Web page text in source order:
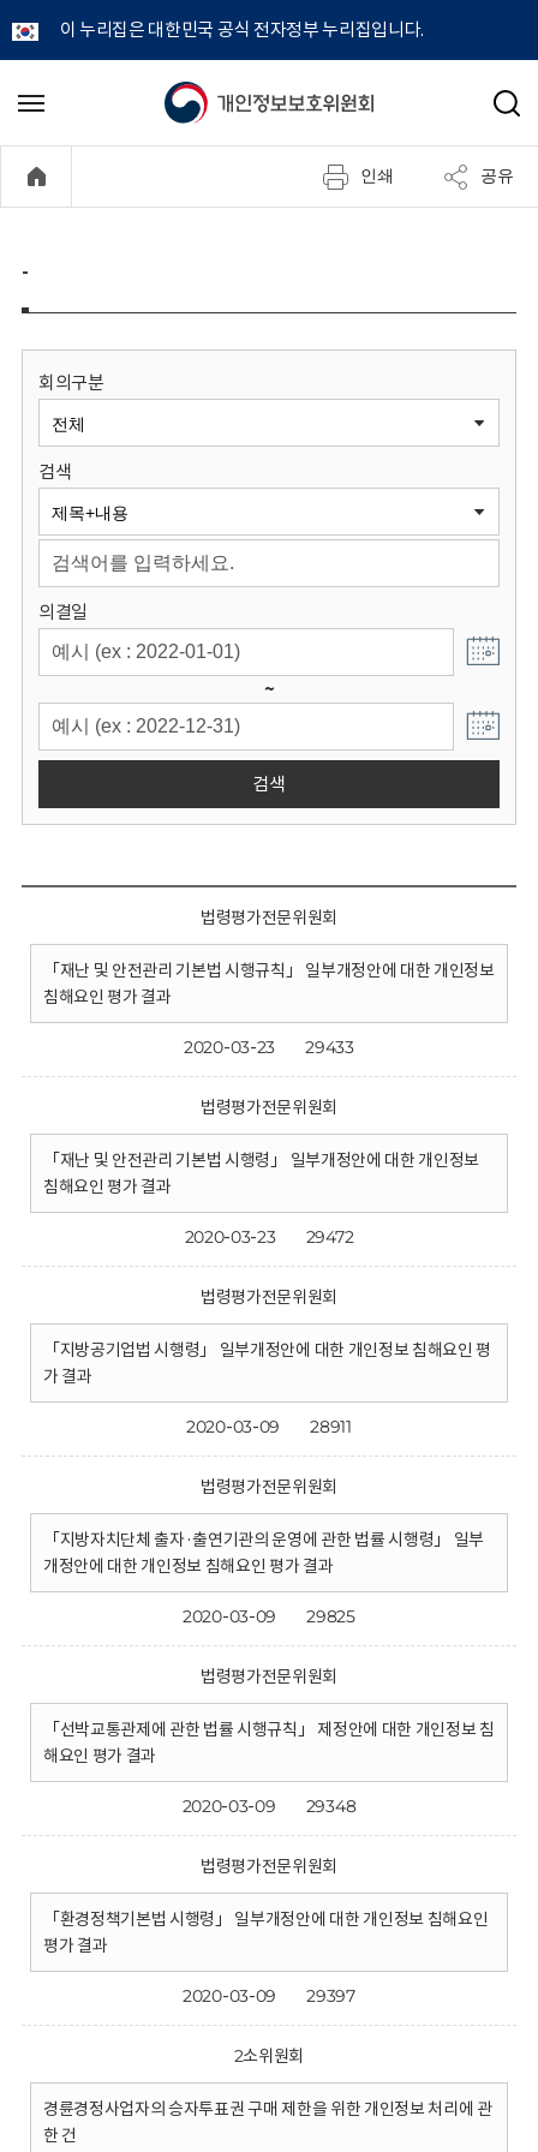
이 누리집은 대한민국 공식 전자정부 누리집입니다.
개
정
보
원
회
메
기
검
인쇄 공유
-
회의구분
검색
의결일
~
검색
법령평가전문위원회
「재난 및 안전관리 기본법 시행규칙」 일부개정안에 대한 개인정보
침해요인 평가 결과
2020-03-23 29433
법령평가전문위원회
「재난 및 안전관리 기본법 시행령」 일부개정안에 대한 개인정보
침해요인 평가 결과
2020-03-23 29472
법령평가전문위원회
「지방공기업법 시행령」 일부개정안에 대한 개인정보 침해요인 평
가 결과
2020-03-09 28911
법령평가전문위원회
「지방자치단체 출자·출연기관의 운영에 관한 법률 시행령」 일부
개정안에 대한 개인정보 침해요인 평가 결과
2020-03-09 29825
법령평가전문위원회
「선박교통관제에 관한 법률 시행규칙」 제정안에 대한 개인정보 침
해요인 평가 결과
2020-03-09 29348
법령평가전문위원회
「환경정책기본법 시행령」 일부개정안에 대한 개인정보 침해요인
평가 결과
2020-03-09 29397
2소위원회
경륜경정사업자의 승자투표권 구매 제한을 위한 개인정보 처리에 관
한 건